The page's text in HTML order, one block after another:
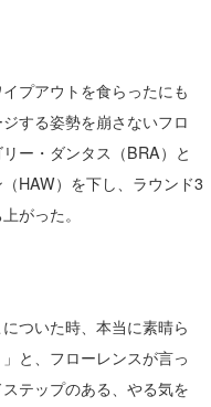
プアウトを食らったにも
する姿勢を崩さないフロ
ー・ダンタス（BRA）と
HAW）を下し、ラウンド3
がった。
についた時、本当に素晴ら
と、フローレンスが言っ
テップのある、やる気を